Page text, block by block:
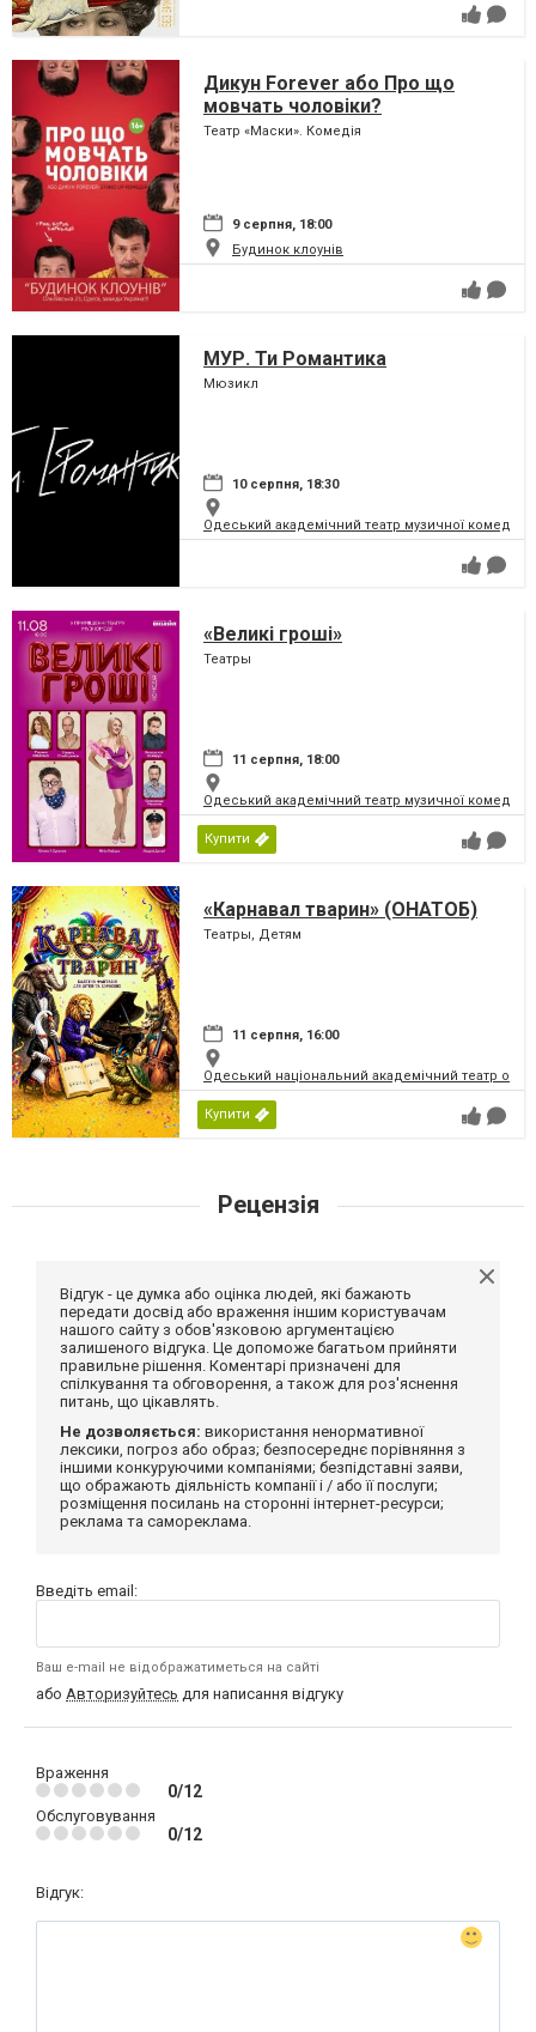
Дикун Forever або Про що
мовчать чоловіки?
Театр «Маски». Комедія
9 серпня, 18:00
Будинок клоунів
МУР. Ти Романтика
Мюзикл
10 серпня, 18:30
Одеський академічний театр музичної комедії
«Великі гроші»
Театры
11 серпня, 18:00
Одеський академічний театр музичної комедії
Купити
«Карнавал тварин» (ОНАТОБ)
Театры, Детям
11 серпня, 16:00
Одеський національний академічний театр
Купити
Рецензія
Відгук - це думка або оцінка людей, які бажають
передати досвід або враження іншим користувачам
нашого сайту з обов'язковою аргументацією
залишеного відгука. Це допоможе багатьом прийняти
правильне рішення. Коментарі призначені для
спілкування та обговорення, а також для роз'яснення
питань, що цікавлять.
Не дозволяється: використання ненормативної
лексики, погроз або образ; безпосереднє порівняння з
іншими конкуруючими компаніями; безпідставні заяви,
що ображають діяльність компанії і / або її послуги;
розміщення посилань на сторонні інтернет-ресурси;
реклама та самореклама.
Введіть email:
Ваш e-mail не відображатиметься на сайті
або Авторизуйтесь для написання відгуку
Враження
0/12
Обслуговування
0/12
Відгук: